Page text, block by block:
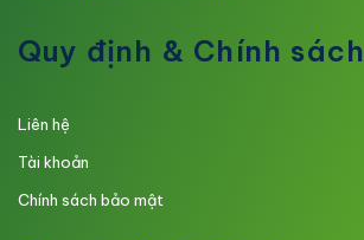
Quy định & Chính sách
Liên hệ
Tài khoản
Chính sách bảo mật